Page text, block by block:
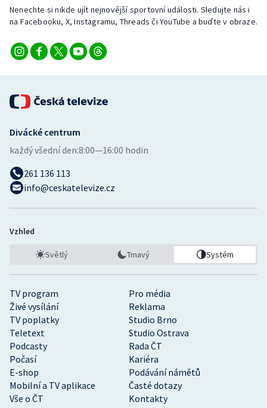
Nenechte si nikde ujít nejnovější sportovní události. Sledujte nás i
na Facebooku, X, Instagramu, Threads či YouTube a buďte v obraze.
TV program
Pro média
Živé vysílání
Reklama
TV poplatky
Studio Brno
Teletext
Studio Ostrava
Podcasty
Rada ČT
Počasí
Kariéra
E-shop
Podávání námětů
Mobilní a TV aplikace
Časté dotazy
Vše o ČT
Kontakty
Divácké centrum
každý všední den:8:00—16:00 hodin
261 136 113
info@ceskatelevize.cz
Vzhled
Světlý Tmavý Systém